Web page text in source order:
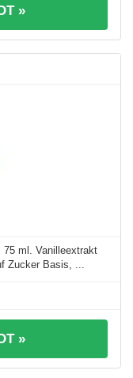
»
75 ml. Vanilleextrakt
Zucker Basis, ...
»